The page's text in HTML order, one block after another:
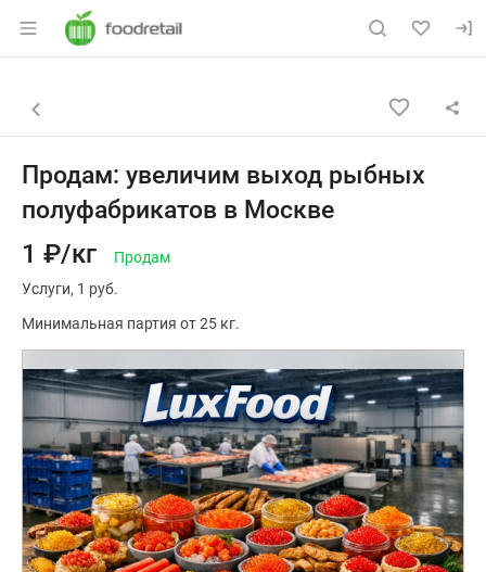
Раздел навигации по сайту
Объявление: Продам:
Навигация и управление объявлением
Назад к списку объявлений
Продам: увеличим выход рыбных
полуфабрикатов в Москве
1 ₽/кг
Продам
Услуги 1 руб.
Минимальная партия от 25 кг.